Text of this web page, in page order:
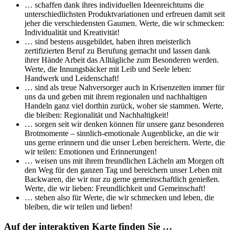
… schaffen dank ihres individuellen Ideenreichtums die
unterschiedlichsten Produktvariationen und erfreuen damit seit
jeher die verschiedensten Gaumen. Werte, die wir schmecken:
Individualität und Kreativität!
… sind bestens ausgebildet, haben ihren meisterlich
zertifizierten Beruf zu Berufung gemacht und lassen dank
ihrer Hände Arbeit das Alltägliche zum Besonderen werden.
Werte, die Innungsbäcker mit Leib und Seele leben:
Handwerk und Leidenschaft!
… sind als treue Nahversorger auch in Krisenzeiten immer für
uns da und geben mit ihrem regionalen und nachhaltigen
Handeln ganz viel dorthin zurück, woher sie stammen. Werte,
die bleiben: Regionalität und Nachhaltigkeit!
… sorgen seit wir denken können für unsere ganz besonderen
Brotmomente – sinnlich-emotionale Augenblicke, an die wir
uns gerne erinnern und die unser Leben bereichern. Werte, die
wir teilen: Emotionen und Erinnerungen!
… weisen uns mit ihrem freundlichen Lächeln am Morgen oft
den Weg für den ganzen Tag und bereichern unser Leben mit
Backwaren, die wir nur zu gerne gemeinschaftlich genießen.
Werte, die wir lieben: Freundlichkeit und Gemeinschaft!
… stehen also für Werte, die wir schmecken und leben, die
bleiben, die wir teilen und lieben!
Auf der interaktiven Karte finden Sie …